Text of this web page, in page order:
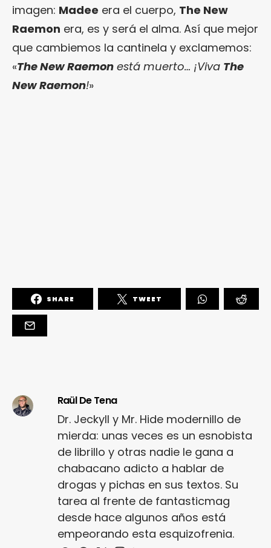
imagen: Madee era el cuerpo, The New
Raemon era, es y será el alma. Así que mejor
que cambiemos la cantinela y exclamemos:
«The New Raemon está muerto… ¡Viva The
New Raemon!»
SHARE TWEET
Raül De Tena
Dr. Jeckyll y Mr. Hide modernillo de
mierda: unas veces es un esnobista
de librillo y otras nadie le gana a
chabacano adicto a hablar de
drogas y pichas en sus textos. Su
tarea al frente de fantasticmag
desde hace algunos años está
empeorando esta esquizofrenia.